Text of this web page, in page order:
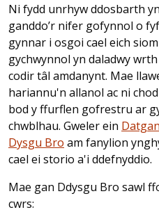
Ni fydd unrhyw ddosbarth
ganddo’r nifer gofynnol o
gynnar i osgoi cael eich
gychwynnol yn daladwy
codir tâl amdanynt. Mae
hariannu'n allanol ac ni
bod y ffurflen gofrestru ar
chwblhau. Gweler ein
Dysgu Bro am fanylion
cael ei storio a'i ddefnyddio.
Mae gan Ddysgu Bro sawl
cwrs: